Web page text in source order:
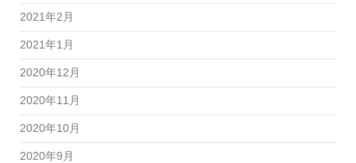
2021年2月
2021年1月
2020年12月
2020年11月
2020年10月
2020年9月